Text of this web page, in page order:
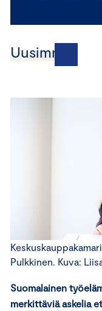
Uusimmat
Pulkkinen. Kuva:
Suomalainen
merkittäviä askelia